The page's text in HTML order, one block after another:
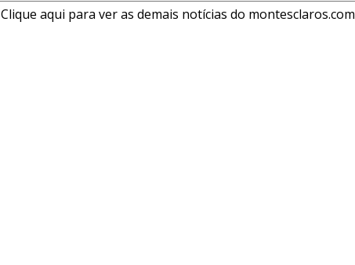
Clique aqui para ver as demais notícias do montesclaros.com